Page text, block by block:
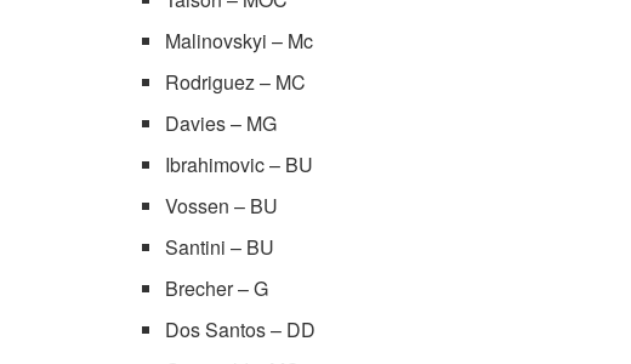
Malinovskyi – Mc
Rodriguez – MC
Davies – MG
Ibrahimovic – BU
Vossen – BU
Santini – BU
Brecher – G
Dos Santos – DD